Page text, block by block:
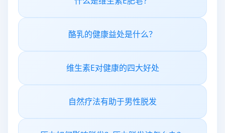
酪乳的健康益处是什么？
维生素E对健康的四大好处
自然疗法有助于男性脱发